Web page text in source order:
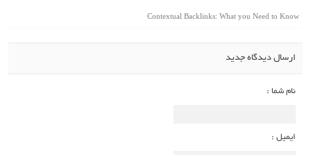
Contextual Backlinks: What you Need to Know
ارسال دیدگاه جدید
نام شما :
ایمیل :